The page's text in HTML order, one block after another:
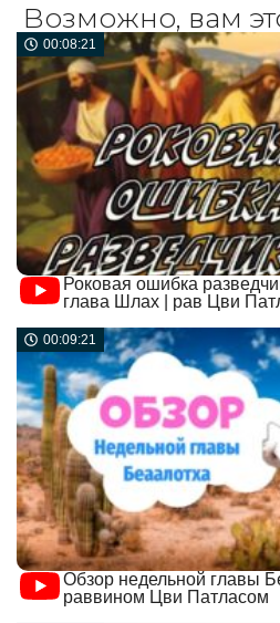
Возможно, вам
00:08:21
Роковая ошибка
глава Шлах | рав Цви
00:09:21
Обзор недельной главы
раввином Цви Патласом